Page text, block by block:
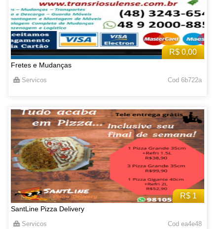
R$ 0,00
Fretes e Mudanças
Servicos Cod 6b722a
R$ 1
SantLine Pizza Delivery
Servicos Cod ea4e48